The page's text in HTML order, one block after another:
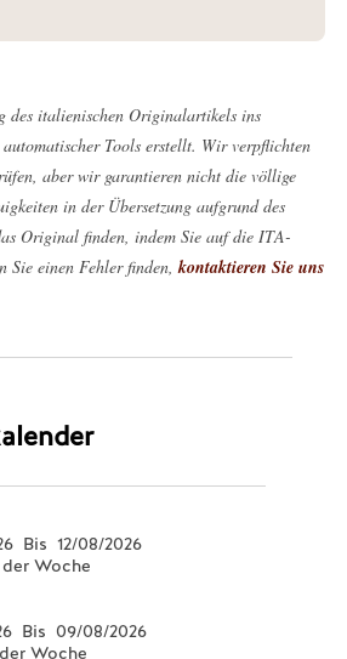
des italienischen Originalartikels ins
Tools erstellt. Wir verpflichten
aber wir garantieren nicht die völlige
in der Übersetzung aufgrund des
Original finden, indem Sie auf die ITA-
Sie einen Fehler finden,kontaktieren Sie uns
Bis 12/08/2026
Woche
Bis 09/08/2026
Woche